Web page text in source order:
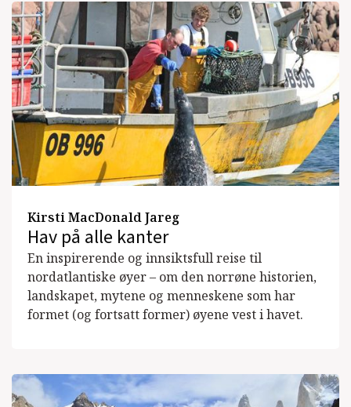
Kirsti MacDonald Jareg
Hav på alle kanter
En inspirerende og innsiktsfull reise til
nordatlantiske øyer – om den norrøne historien,
landskapet, mytene og menneskene som har
formet (og fortsatt former) øyene vest i havet.